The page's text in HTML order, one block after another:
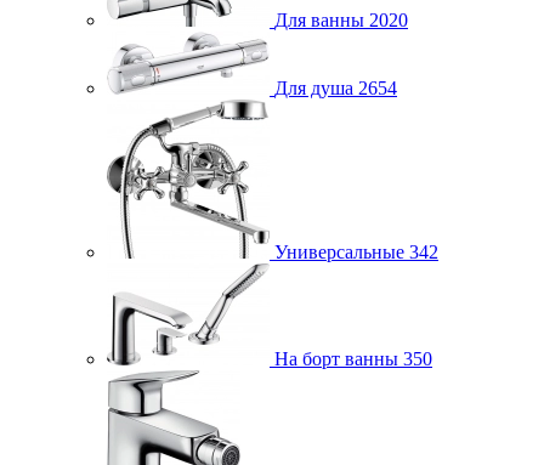
Для ванны 2020
Для душа 2654
Универсальные 342
На борт ванны 350